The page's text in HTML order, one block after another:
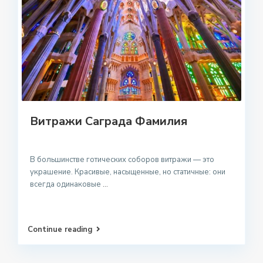
Витражи Саграда Фамилия
В большинстве готических соборов витражи — это
украшение. Красивые, насыщенные, но статичные: они
всегда одинаковые ...
Continue reading